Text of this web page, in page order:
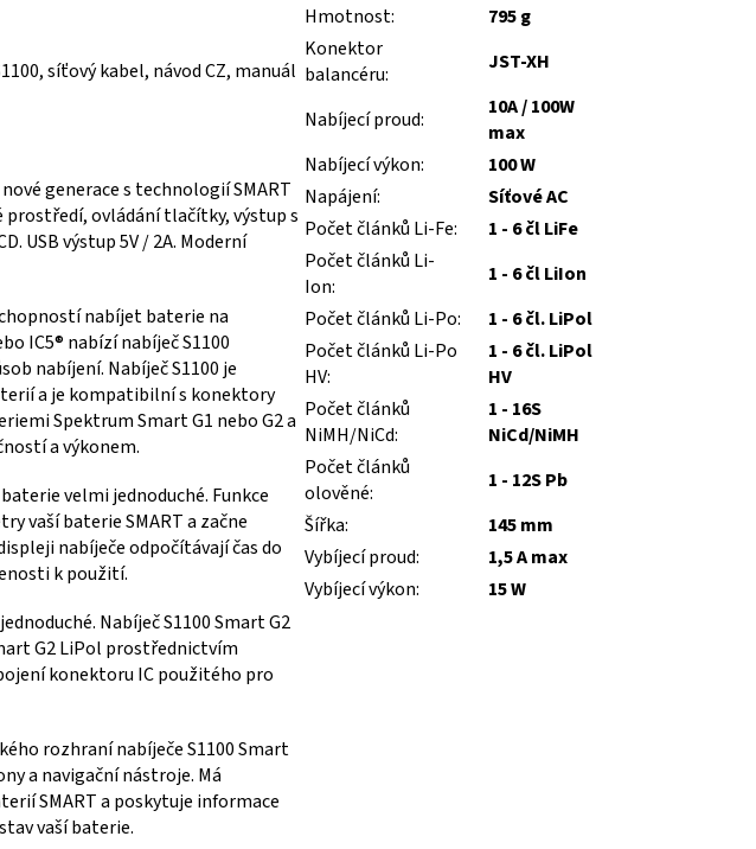
síťový kabel, návod CZ, manuál
generace s technologií SMART
ovládání tlačítky, výstup s
USB výstup 5V / 2A. Moderní
nabíjet baterie na
IC5® nabízí nabíječ S1100
nabíjení. Nabíječ S1100 je
a je kompatibilní s konektory
Spektrum Smart G1 nebo G2 a
a výkonem.
velmi jednoduché. Funkce
vaší baterie SMART a začne
nabíječe odpočítávají čas do
k použití.
Nabíječ S1100 Smart G2
G2 LiPol prostřednictvím
konektoru IC použitého pro
rozhraní nabíječe S1100 Smart
a navigační nástroje. Má
SMART a poskytuje informace
vaší baterie.
Hmotnost:
795 g
Konektor
balancéru: JST-XH
Nabíjecí proud:
10A / 100W
max
Nabíjecí výkon:
100 W
Napájení:
Síťové AC
Počet článků Li-Fe:
1 - 6 čl LiFe
Počet článků Li-
Ion:
1 - 6 čl LiIon
Počet článků Li-Po:
1 - 6 čl. LiPol
Počet článků Li-Po
HV:
1 - 6 čl. LiPol
HV
Počet článků
NiMH/NiCd:
1 - 16S
NiCd/NiMH
Počet článků
olověné:
1 - 12S Pb
Šířka:
145 mm
Vybíjecí proud:
1,5 A max
Vybíjecí výkon: 15 W